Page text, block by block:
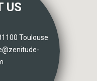
US
Toulouse